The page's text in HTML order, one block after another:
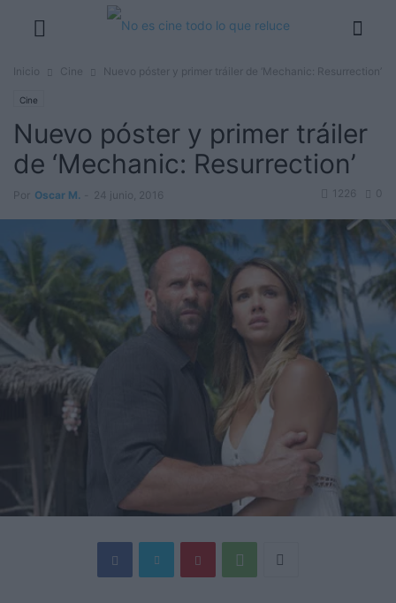
Inicio Cine Nuevo póster y primer tráiler de ‘Mechanic: Resurrection’
Cine
Nuevo póster y primer tráiler
de ‘Mechanic: Resurrection’
Por Oscar M. 24 junio, 2016 0
1226